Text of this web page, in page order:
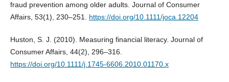
fraud prevention among older adults. Journal of Consumer
Affairs, 53(1), 230–251. https://doi.org/10.1111/joca.12204
Huston, S. J. (2010). Measuring financial literacy. Journal of
Consumer Affairs, 44(2), 296–316.
https://doi.org/10.1111/j.1745-6606.2010.01170.x